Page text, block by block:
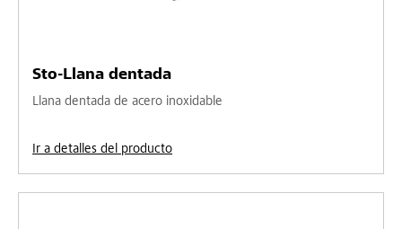
Sto-Llana dentada
Llana dentada de acero inoxidable
Ir a detalles del producto